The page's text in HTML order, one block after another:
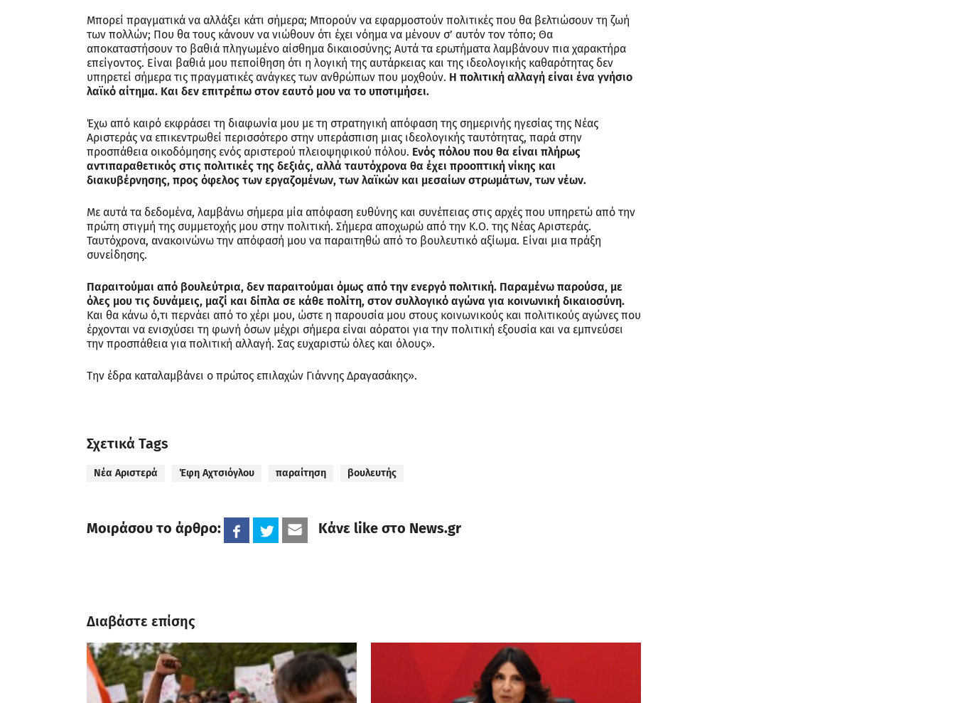
Μπορεί πραγματικά να αλλάξει κάτι σήμερα; Μπορούν να εφαρμοστούν πολιτικές που θα βελτιώσουν τη ζωή
των πολλών; Που θα τους κάνουν να νιώθουν ότι έχει νόημα να μένουν σ’ αυτόν τον τόπο; Θα
αποκαταστήσουν το βαθιά πληγωμένο αίσθημα δικαιοσύνης; Αυτά τα ερωτήματα λαμβάνουν πια χαρακτήρα
επείγοντος. Είναι βαθιά μου πεποίθηση ότι η λογική της αυτάρκειας και της ιδεολογικής καθαρότητας δεν
υπηρετεί σήμερα τις πραγματικές ανάγκες των ανθρώπων που μοχθούν. Η πολιτική αλλαγή είναι ένα γνήσιο
λαϊκό αίτημα. Και δεν επιτρέπω στον εαυτό μου να το υποτιμήσει.
Έχω από καιρό εκφράσει τη διαφωνία μου με τη στρατηγική απόφαση της σημερινής ηγεσίας της Νέας
Αριστεράς να επικεντρωθεί περισσότερο στην υπεράσπιση μιας ιδεολογικής ταυτότητας, παρά στην
προσπάθεια οικοδόμησης ενός αριστερού πλειοψηφικού πόλου. Ενός πόλου που θα είναι πλήρως
αντιπαραθετικός στις πολιτικές της δεξιάς, αλλά ταυτόχρονα θα έχει προοπτική νίκης και
διακυβέρνησης, προς όφελος των εργαζομένων, των λαϊκών και μεσαίων στρωμάτων, των νέων.
Με αυτά τα δεδομένα, λαμβάνω σήμερα μία απόφαση ευθύνης και συνέπειας στις αρχές που υπηρετώ από την
πρώτη στιγμή της συμμετοχής μου στην πολιτική. Σήμερα αποχωρώ από την Κ.Ο. της Νέας Αριστεράς.
Ταυτόχρονα, ανακοινώνω την απόφασή μου να παραιτηθώ από το βουλευτικό αξίωμα. Είναι μια πράξη
συνείδησης.
Παραιτούμαι από βουλεύτρια, δεν παραιτούμαι όμως από την ενεργό πολιτική. Παραμένω παρούσα, με
όλες μου τις δυνάμεις, μαζί και δίπλα σε κάθε πολίτη, στον συλλογικό αγώνα για κοινωνική δικαιοσύνη.
Και θα κάνω ό,τι περνάει από το χέρι μου, ώστε η παρουσία μου στους κοινωνικούς και πολιτικούς αγώνες που
έρχονται να ενισχύσει τη φωνή όσων μέχρι σήμερα είναι αόρατοι για την πολιτική εξουσία και να εμπνεύσει
την προσπάθεια για πολιτική αλλαγή. Σας ευχαριστώ όλες και όλους».
Την έδρα καταλαμβάνει ο πρώτος επιλαχών Γιάννης Δραγασάκης».
Σχετικά Tags
Νέα Αριστερά Έφη Αχτσιόγλου παραίτηση βουλευτής
Μοιράσου το άρθρο: Κάνε like στο News.gr
Διαβάστε επίσης